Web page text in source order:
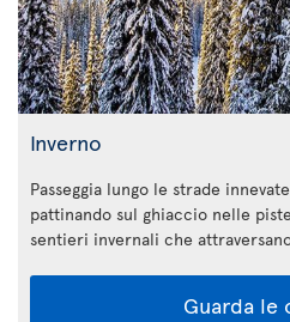
Inverno
Passeggia lungo le strade
pattinando sul ghiaccio nelle
sentieri invernali che
Guarda